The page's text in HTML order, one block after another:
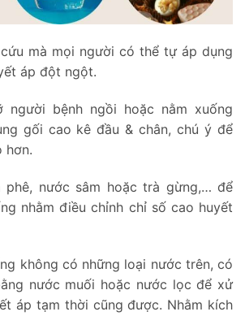
mà mọi người có thể tự áp dụng
áp đột ngột.
người bệnh ngồi hoặc nằm xuống
gối cao kê đầu & chân, chú ý để
hơn.
phê, nước sâm hoặc trà gừng,… để
nhằm điều chỉnh chỉ số cao huyết
không có những loại nước trên, có
nước muối hoặc nước lọc để xử
áp tạm thời cũng được. Nhằm kích